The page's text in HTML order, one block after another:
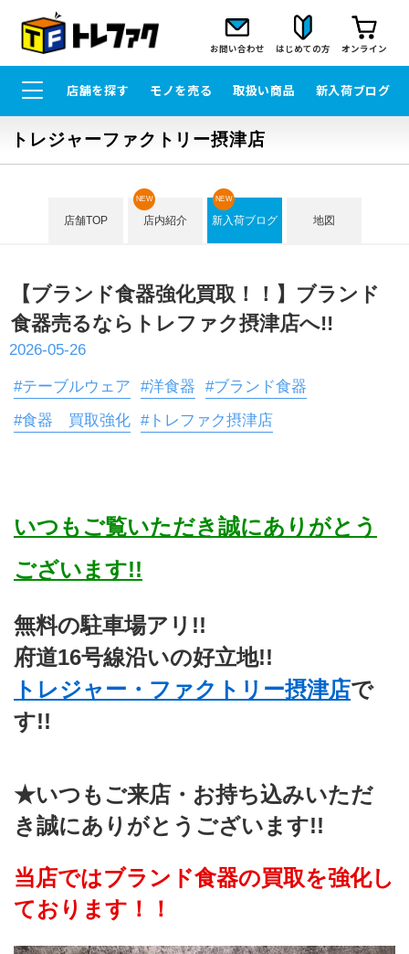
お問い合わせ はじめての方 オンライン
店舗を探す モノを売る 取扱い商品 新入荷ブログ
トレジャーファクトリー摂津店
店舗TOP 店内紹介
NEW
新入荷ブログ
NEW
地図
【ブランド食器強化買取！！】ブランド
食器売るならトレファク摂津店へ!!
2026-05-26
#テーブルウェア #洋食器
#ブランド食器
#食器 買取強化 #トレファク摂津店
いつもご覧いただき誠にありがとう
ございます!!
無料の駐車場アリ!!
府道16号線沿いの好立地!!
トレジャー・ファクトリー摂津店で
す!!
★いつもご来店・お持ち込みいただ
き誠にありがとうございます!!
当店ではブランド食器の買取を強化し
ております！！